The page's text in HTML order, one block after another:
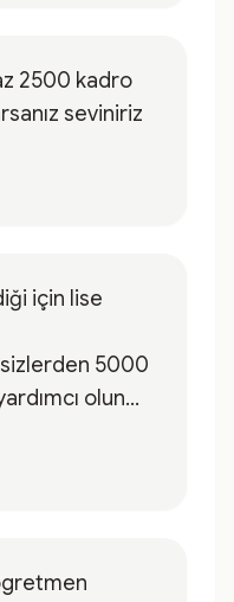
2500 kadro
seviniriz
için lise
sizlerden 5000
olun...